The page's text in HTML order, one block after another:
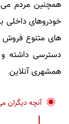
همچنین مردم می
خودروهای داخلی
های متنوع فروش
دسترسی داشته و
همشهری آنلاین
آنچه دیگران